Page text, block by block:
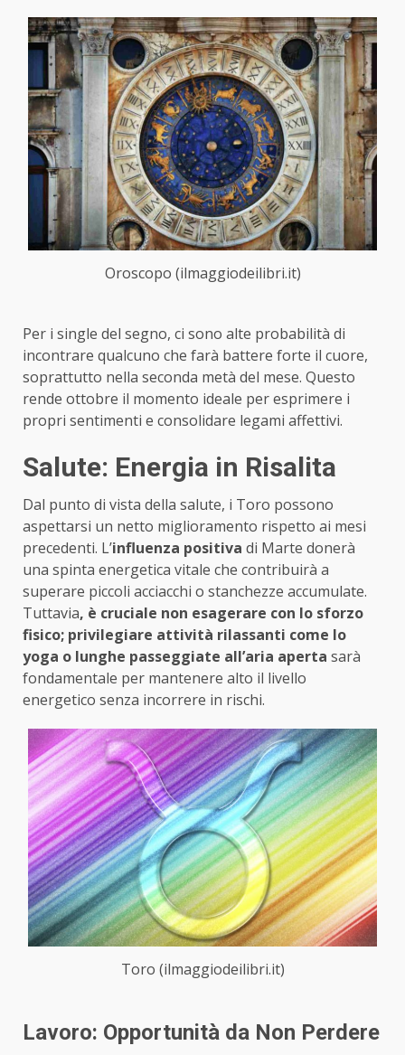
Oroscopo (ilmaggiodeilibri.it)
Per i single del segno, ci sono alte probabilità di
incontrare qualcuno che farà battere forte il cuore,
soprattutto nella seconda metà del mese. Questo
rende ottobre il momento ideale per esprimere i
propri sentimenti e consolidare legami affettivi.
Salute: Energia in Risalita
Dal punto di vista della salute, i Toro possono
aspettarsi un netto miglioramento rispetto ai mesi
precedenti. L’influenza positiva di Marte donerà
una spinta energetica vitale che contribuirà a
superare piccoli acciacchi o stanchezze accumulate.
Tuttavia, è cruciale non esagerare con lo sforzo
fisico; privilegiare attività rilassanti come lo
yoga o lunghe passeggiate all’aria aperta sarà
fondamentale per mantenere alto il livello
energetico senza incorrere in rischi.
Toro (ilmaggiodeilibri.it)
Lavoro: Opportunità da Non Perdere